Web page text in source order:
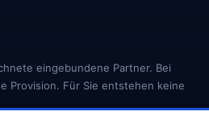
eingebundene Partner. Bei
Provision. Für Sie entstehen keine